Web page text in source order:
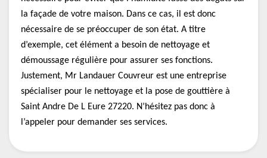
la façade de votre maison. Dans ce cas, il est donc
nécessaire de se préoccuper de son état. A titre
d’exemple, cet élément a besoin de nettoyage et
démoussage régulière pour assurer ses fonctions.
Justement, Mr Landauer Couvreur est une entreprise
spécialiser pour le nettoyage et la pose de gouttière à
Saint Andre De L Eure 27220. N’hésitez pas donc à
l’appeler pour demander ses services.